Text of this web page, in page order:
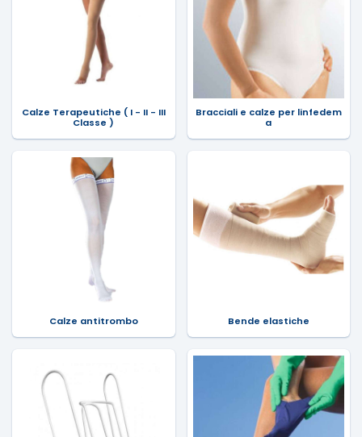
Calze Terapeutiche ( I - II - III
Classe )
Bracciali e calze per linfedem
a
Calze antitrombo Bende elastiche